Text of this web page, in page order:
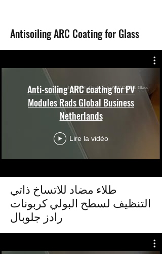
Antisoiling ARC Coating for Glass
Anti-soiling ARC coating for PV
Modules Rads Global Business
Netherlands
Lire la vidéo
طلاء مضاد للاتساخ ذاتي
التنظيف لسطح البولي كربونات
رادز جلوبال